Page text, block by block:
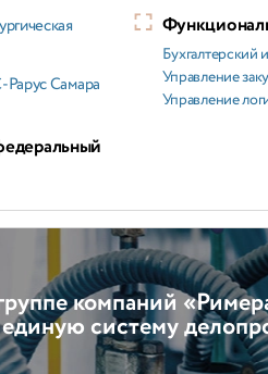
Рарус Самара
Бухгалтерский
Управление
Управление
компаний
единую систему